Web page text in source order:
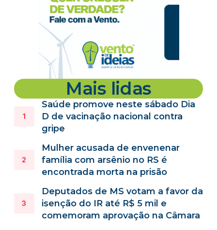
Mais lidas
Saúde promove neste sábado Dia
D de vacinação nacional contra
gripe
Mulher acusada de envenenar
família com arsênio no RS é
encontrada morta na prisão
Deputados de MS votam a favor da
isenção do IR até R$ 5 mil e
comemoram aprovação na Câmara